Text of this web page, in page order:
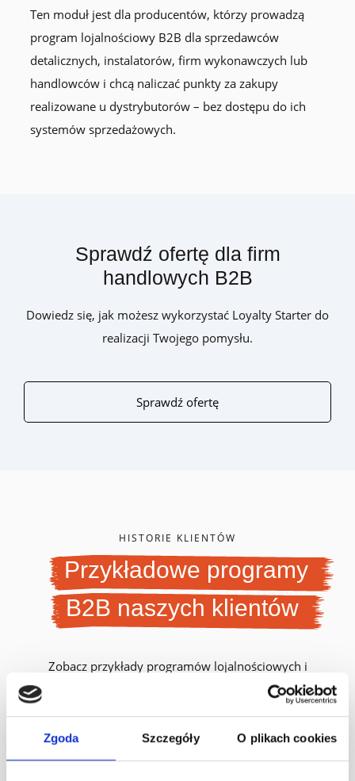
Zgoda Szczegóły O plikach cookies
Ten moduł jest dla producentów, którzy prowadzą
program lojalnościowy B2B dla sprzedawców
detalicznych, instalatorów, firm wykonawczych lub
handlowców i chcą naliczać punkty za zakupy
realizowane u dystrybutorów – bez dostępu do ich
systemów sprzedażowych.
Sprawdź ofertę dla firm
handlowych B2B
Dowiedz się, jak możesz wykorzystać Loyalty Starter do
realizacji Twojego pomysłu.
Sprawdź ofertę
HISTORIE KLIENTÓW
Przykładowe programy
B2B naszych klientów
Zobacz przykłady programów lojalnościowych i
programów wsparcia sprzedaży zorganizowanych przez
firmy handlowe B2B.